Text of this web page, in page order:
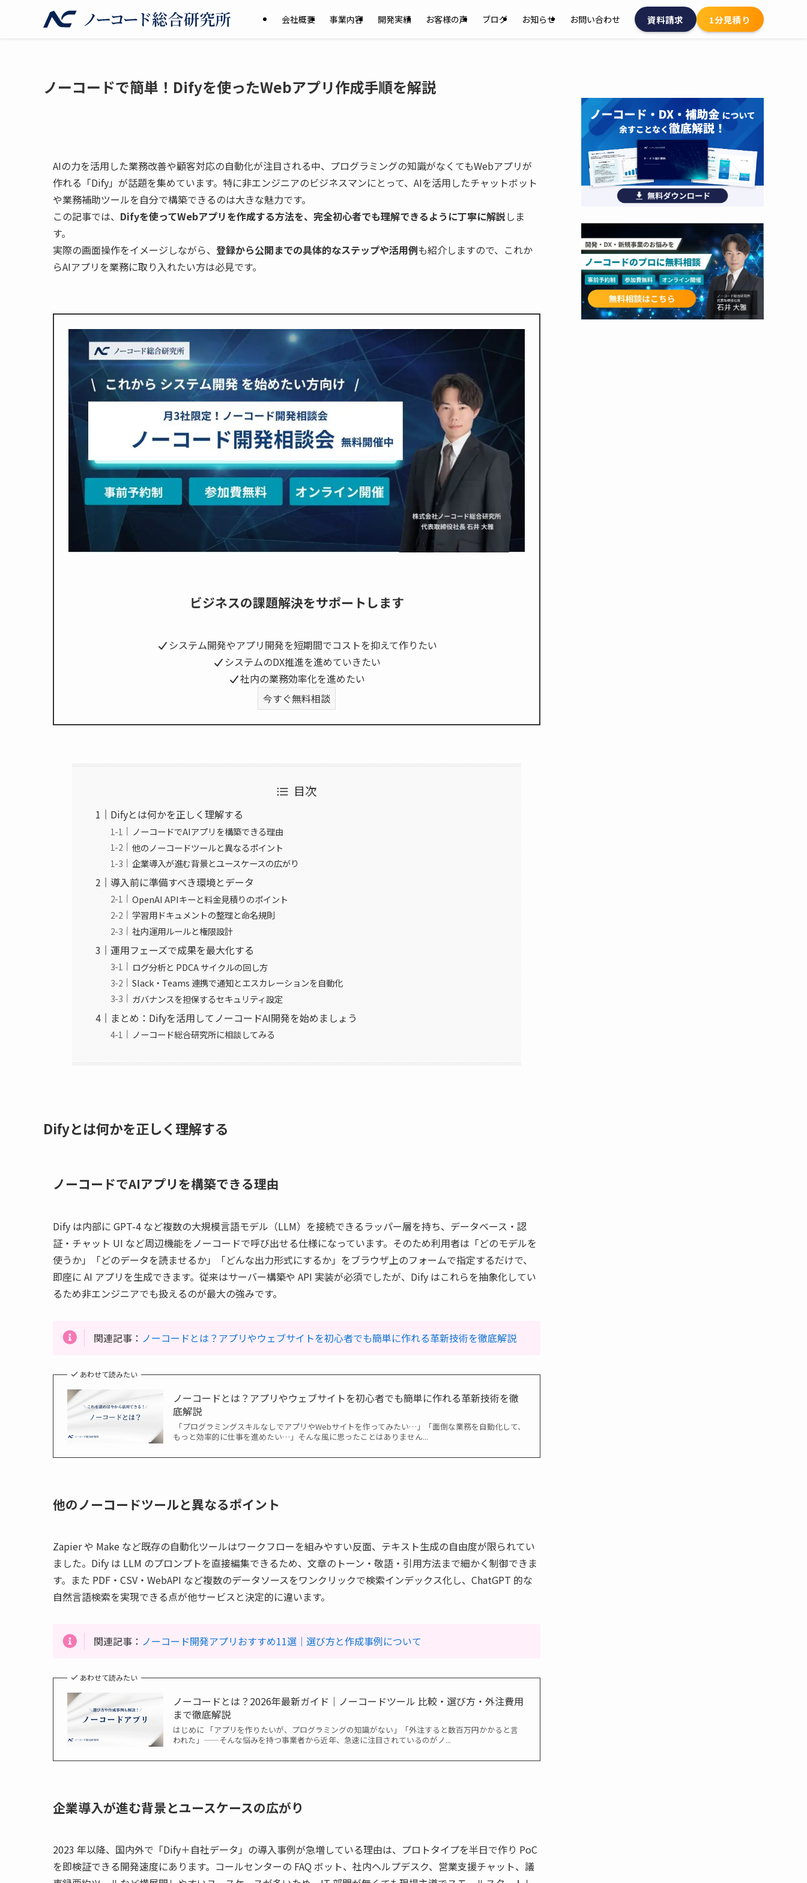
会社概要 事業内容 開発実績 お客様の声 ブログ お知らせ お問い合わせ 資料請求 1分見積り
ノーコードで簡単！Difyを使ったWebアプリ作成手順を解説
AIの力を活用した業務改善や顧客対応の自動化が注目される中、プログラミングの知識がなくてもWebアプリが
作れる「Dify」が話題を集めています。特に非エンジニアのビジネスマンにとって、AIを活用したチャットボット
や業務補助ツールを自分で構築できるのは大きな魅力です。
この記事では、 Difyを使ってWebアプリを作成する方法を、完全初心者でも理解できるように丁寧に解説しま
す。
実際の画面操作をイメージしながら、 登録から公開までの具体的なステップや活用例も紹介しますので、これか
らAIアプリを業務に取り入れたい方は必見です。
ビジネスの課題解決をサポートします
システム開発やアプリ開発を短期間でコストを抑えて作りたい
システムのDX推進を進めていきたい
社内の業務効率化を進めたい
今すぐ無料相談
目次
Difyとは何かを正しく理解する
ノーコードでAIアプリを構築できる理由
他のノーコードツールと異なるポイント
企業導入が進む背景とユースケースの広がり
導入前に準備すべき環境とデータ
OpenAI APIキーと料金見積りのポイント
学習用ドキュメントの整理と命名規則
社内運用ルールと権限設計
運用フェーズで成果を最大化する
ログ分析と PDCA サイクルの回し方
Slack・Teams 連携で通知とエスカレーションを自動化
ガバナンスを担保するセキュリティ設定
まとめ：Difyを活用してノーコードAI開発を始めましょう
ノーコード総合研究所に相談してみる
Difyとは何かを正しく理解する
ノーコードでAIアプリを構築できる理由
Dify は内部に GPT-4 など複数の大規模言語モデル（LLM）を接続できるラッパー層を持ち、データベース・認
証・チャット UI など周辺機能をノーコードで呼び出せる仕様になっています。そのため利用者は「どのモデルを
使うか」「どのデータを読ませるか」「どんな出力形式にするか」をブラウザ上のフォームで指定するだけで、
即座に AI アプリを生成できます。従来はサーバー構築や API 実装が必須でしたが、Dify はこれらを抽象化してい
るため非エンジニアでも扱えるのが最大の強みです。
関連記事： ノーコードとは？アプリやウェブサイトを初心者でも簡単に作れる革新技術を徹底解説
あわせて読みたい
ノーコードとは？アプリやウェブサイトを初心者でも簡単に作れる革新技術を徹
底解説
「プログラミングスキルなしでアプリやWebサイトを作ってみたい…」「面倒な業務を自動化して、
もっと効率的に仕事を進めたい…」そんな風に思ったことはありません...
他のノーコードツールと異なるポイント
Zapier や Make など既存の自動化ツールはワークフローを組みやすい反面、テキスト生成の自由度が限られてい
ました。Dify は LLM のプロンプトを直接編集できるため、文章のトーン・敬語・引用方法まで細かく制御できま
す。また PDF・CSV・WebAPI など複数のデータソースをワンクリックで検索インデックス化し、ChatGPT 的な
自然言語検索を実現できる点が他サービスと決定的に違います。
関連記事： ノーコード開発アプリおすすめ11選｜選び方と作成事例について
あわせて読みたい
ノーコードとは？2026年最新ガイド｜ノーコードツール 比較・選び方・外注費用
まで徹底解説
はじめに 「アプリを作りたいが、プログラミングの知識がない」「外注すると数百万円かかると言
われた」——そんな悩みを持つ事業者から近年、急速に注目されているのがノ...
企業導入が進む背景とユースケースの広がり
2023 年以降、国内外で「Dify＋自社データ」の導入事例が急増している理由は、プロトタイプを半日で作り PoC
を即検証できる開発速度にあります。コールセンターの FAQ ボット、社内ヘルプデスク、営業支援チャット、議